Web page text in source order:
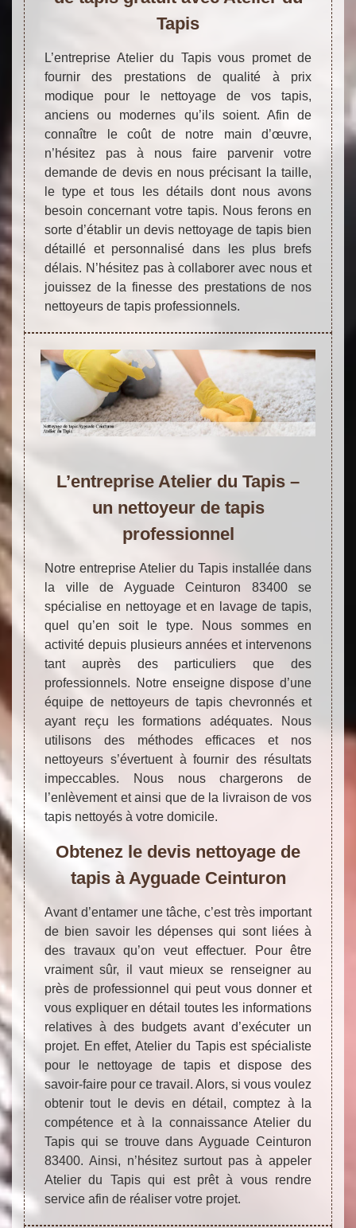
Tapis
L’entreprise Atelier du Tapis vous promet de
fournir des prestations de qualité à prix
modique pour le nettoyage de vos tapis,
anciens ou modernes qu’ils soient. Afin de
connaître le coût de notre main d’œuvre,
n’hésitez pas à nous faire parvenir votre
demande de devis en nous précisant la taille,
le type et tous les détails dont nous avons
besoin concernant votre tapis. Nous ferons en
sorte d’établir un devis nettoyage de tapis bien
détaillé et personnalisé dans les plus brefs
délais. N’hésitez pas à collaborer avec nous et
jouissez de la finesse des prestations de nos
nettoyeurs de tapis professionnels.
L’entreprise Atelier du Tapis –
un nettoyeur de tapis
professionnel
Notre entreprise Atelier du Tapis installée dans
la ville de Ayguade Ceinturon 83400 se
spécialise en nettoyage et en lavage de tapis,
quel qu’en soit le type. Nous sommes en
activité depuis plusieurs années et intervenons
tant auprès des particuliers que des
professionnels. Notre enseigne dispose d’une
équipe de nettoyeurs de tapis chevronnés et
ayant reçu les formations adéquates. Nous
utilisons des méthodes efficaces et nos
nettoyeurs s’évertuent à fournir des résultats
impeccables. Nous nous chargerons de
l’enlèvement et ainsi que de la livraison de vos
tapis nettoyés à votre domicile.
Obtenez le devis nettoyage de
tapis à Ayguade Ceinturon
Avant d’entamer une tâche, c’est très important
de bien savoir les dépenses qui sont liées à
des travaux qu’on veut effectuer. Pour être
vraiment sûr, il vaut mieux se renseigner au
près de professionnel qui peut vous donner et
vous expliquer en détail toutes les informations
relatives à des budgets avant d’exécuter un
projet. En effet, Atelier du Tapis est spécialiste
pour le nettoyage de tapis et dispose des
savoir-faire pour ce travail. Alors, si vous voulez
obtenir tout le devis en détail, comptez à la
compétence et à la connaissance Atelier du
Tapis qui se trouve dans Ayguade Ceinturon
83400. Ainsi, n’hésitez surtout pas à appeler
Atelier du Tapis qui est prêt à vous rendre
service afin de réaliser votre projet.